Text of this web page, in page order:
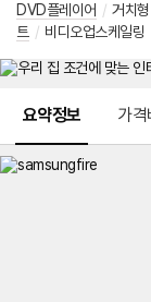
DVD플레이어 / 거치형
트 / 비디오업스케일링
요약정보 가격